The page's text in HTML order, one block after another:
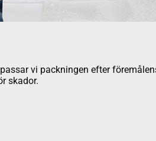
vi packningen efter
skador.